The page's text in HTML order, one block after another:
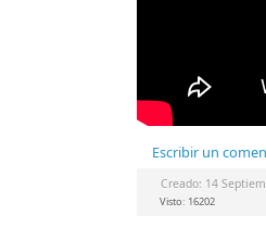
Escribir un
Creado: 14
Visto: 16202